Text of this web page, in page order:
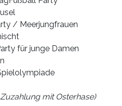
/ Meerjungfrauen
für junge Damen
mit Osterhase)